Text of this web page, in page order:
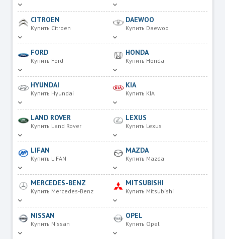
CITROEN
Купить Citroen
DAEWOO
Купить Daewoo
FORD
Купить Ford
HONDA
Купить Honda
HYUNDAI
Купить Hyundai
KIA
Купить KIA
LAND ROVER
Купить Land Rover
LEXUS
Купить Lexus
LIFAN
Купить LIFAN
MAZDA
Купить Mazda
MERCEDES-BENZ
Купить Mercedes-Benz
MITSUBISHI
Купить Mitsubishi
NISSAN
Купить Nissan
OPEL
Купить Opel